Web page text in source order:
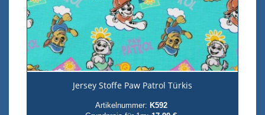
Jersey Stoffe Paw Patrol Türkis
Artikelnummer: K592